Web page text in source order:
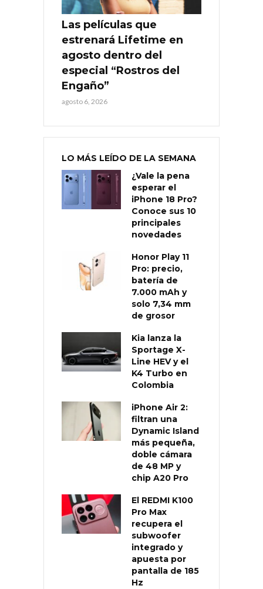
Las películas que
estrenará Lifetime en
agosto dentro del
especial “Rostros del
Engaño”
agosto 6, 2026
LO MÁS LEÍDO DE LA SEMANA
¿Vale la pena
esperar el
iPhone 18 Pro?
Conoce sus 10
principales
novedades
Honor Play 11
Pro: precio,
batería de
7.000 mAh y
solo 7,34 mm
de grosor
Kia lanza la
Sportage X-
Line HEV y el
K4 Turbo en
Colombia
iPhone Air 2:
filtran una
Dynamic Island
más pequeña,
doble cámara
de 48 MP y
chip A20 Pro
El REDMI K100
Pro Max
recupera el
subwoofer
integrado y
apuesta por
pantalla de 185
Hz